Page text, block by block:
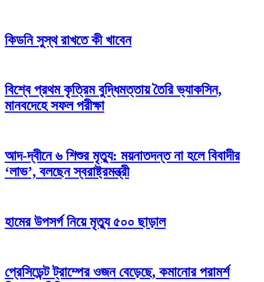
কিডনি সুস্থ রাখতে কী খাবেন
বিশ্বে প্রথম কৃত্রিম বুদ্ধিমত্তায় তৈরি ভ্যাকসিন,
মানবদেহে সফল পরীক্ষা
আদ-দ্বীনে ৬ শিশুর মৃত্যু: ময়নাতদন্ত না হলে বিবাদীর
‘লাভ’, বলছেন স্বরাষ্ট্রমন্ত্রী
হামের উপসর্গ নিয়ে মৃত্যু ৫০০ ছাড়াল
প্রেসিডেন্ট ট্রাম্পের ওজন বেড়েছে, কমানোর পরামর্শ